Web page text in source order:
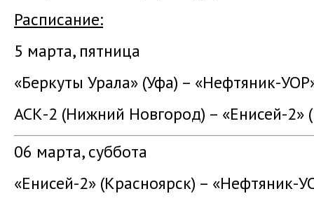
Расписание:
5 марта, пятница
«Беркуты Урала» (Уфа) – «Нефтяник-
АСК-2 (Нижний Новгород) – «Енисей-2»
06 марта, суббота
«Енисей-2» (Красноярск) – «Нефтяник-